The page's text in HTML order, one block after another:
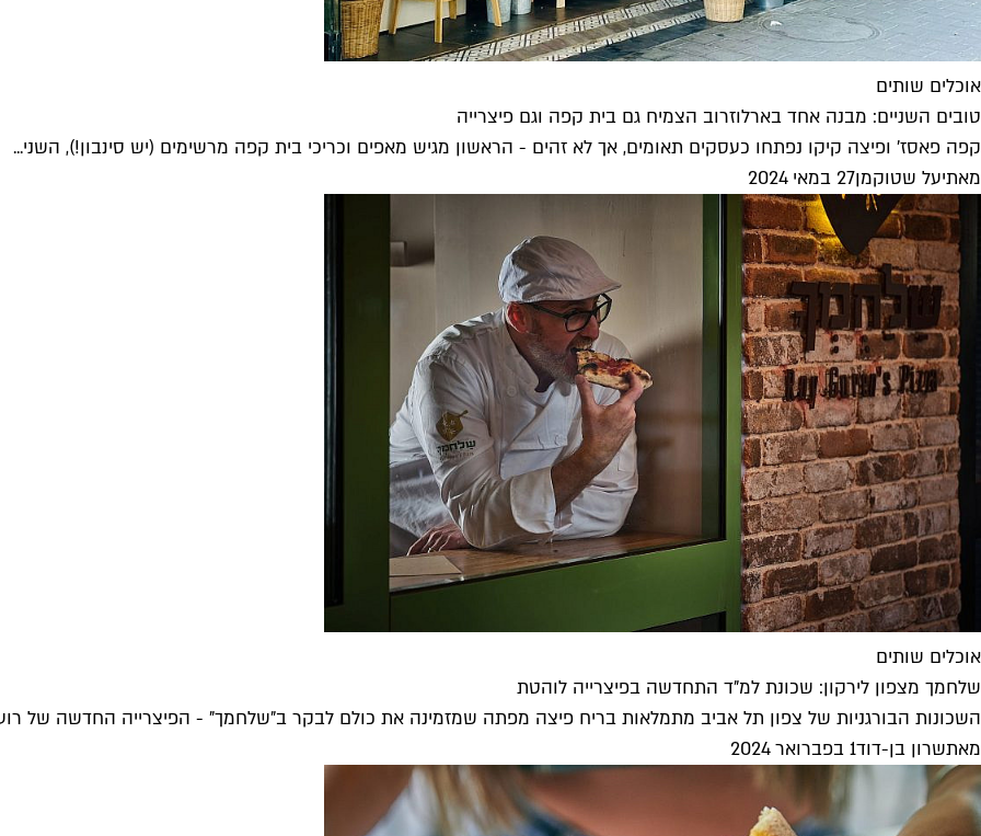
אוכלים שותים
טובים השניים: מבנה אחד בארלוזרוב הצמיח גם בית קפה וגם פיצרייה
קפה פאסז' ופיצה קיקו נפתחו כעסקים תאומים, אך לא זהים - הראשון מגיש מאפים וכריכי בית קפה מרשימים (יש סינבון!), השני...
מאתיעל שטוקמן27 במאי 2024
אוכלים שותים
שלחמך מצפון לירקון: שכונת למ"ד התחדשה בפיצרייה לוהטת
השכונות הבורגניות של צפון תל אביב מתמלאות בריח פיצה מפתה שמזמינה את כולם לבקר ב"שלחמך" - הפיצרייה החדשה של רועי
מאתשרון בן-דוד1 בפברואר 2024